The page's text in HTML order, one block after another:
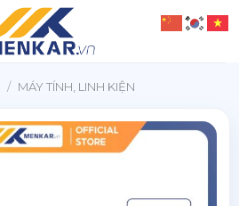
/ MÁY TÍNH, LINH KIỆN